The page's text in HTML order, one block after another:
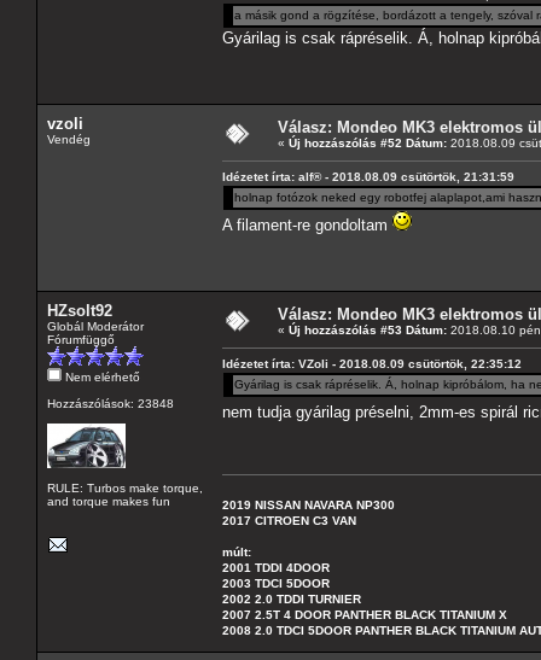
a másik gond a rögzítése, bordázott a tengely, szóval
Gyárilag is csak rápréselik. Á, holnap
vzoli
Vendég
Válasz: Mondeo MK3 elektromos
« Új hozzászólás #52 Dátum: 2018.08.09
Idézetet írta: alf® - 2018.08.09 csütörtök, 21:31:59
holnap fotózok neked egy robotfej alaplapot,ami
A filament-re gondoltam
HZsolt92
Globál Moderátor
Fórumfüggő
Nem elérhető
Hozzászólások: 23848
RULE: Turbos make torque,
and torque makes fun
Válasz: Mondeo MK3 elektromos
« Új hozzászólás #53 Dátum: 2018.08.10
Idézetet írta: VZoli - 2018.08.09 csütörtök, 22:35:12
Gyárilag is csak rápréselik. Á, holnap kipróbálom, ha
nem tudja gyárilag préselni, 2mm-es spirál
2019 NISSAN NAVARA NP300
2017 CITROEN C3 VAN
múlt:
2001 TDDI 4DOOR
2003 TDCI 5DOOR
2002 2.0 TDDI TURNIER
2007 2.5T 4 DOOR PANTHER BLACK TITANIUM X
2008 2.0 TDCI 5DOOR PANTHER BLACK TITANIUM